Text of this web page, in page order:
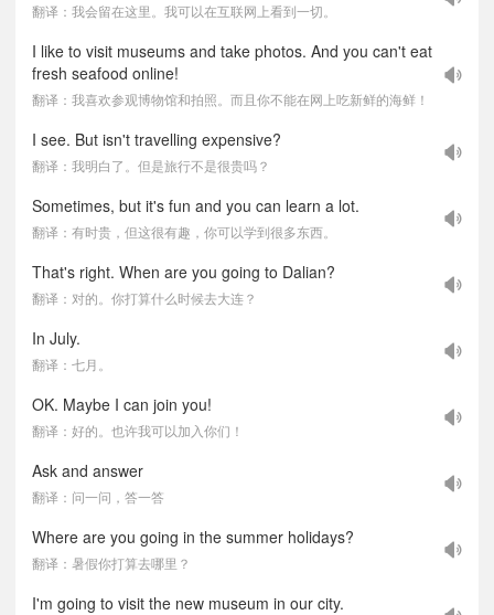
翻译：我会留在这里。我可以在互联网上看到一切。
I like to visit museums and take photos. And you can't eat
fresh seafood online!
翻译：我喜欢参观博物馆和拍照。而且你不能在网上吃新鲜的海鲜！
I see. But isn't travelling expensive?
翻译：我明白了。但是旅行不是很贵吗？
Sometimes, but it's fun and you can learn a lot.
翻译：有时贵，但这很有趣，你可以学到很多东西。
That's right. When are you going to Dalian?
翻译：对的。你打算什么时候去大连？
In July.
翻译：七月。
OK. Maybe I can join you!
翻译：好的。也许我可以加入你们！
Ask and answer
翻译：问一问，答一答
Where are you going in the summer holidays?
翻译：暑假你打算去哪里？
I'm going to visit the new museum in our city.